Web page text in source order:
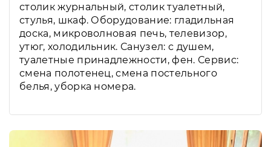
столик журнальный, столик туалетный,
стулья, шкаф. Оборудование: гладильная
доска, микроволновая печь, телевизор,
утюг, холодильник. Санузел: с душем,
туалетные принадлежности, фен. Сервис:
смена полотенец, смена постельного
белья, уборка номера.